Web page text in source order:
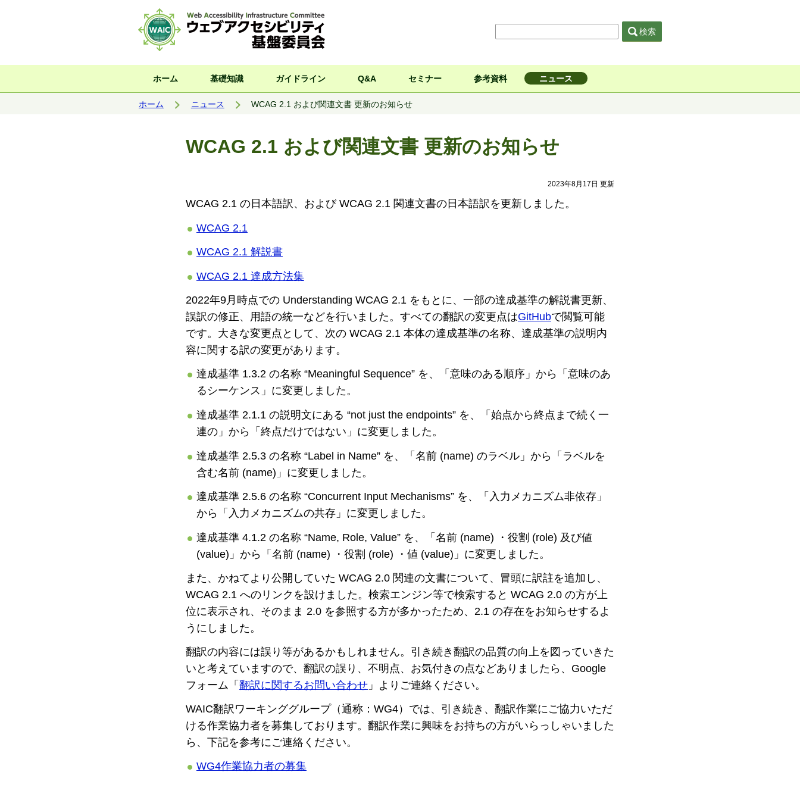
検索
ホーム 基礎知識 ガイドライン Q&A セミナー 参考資料 ニュース
ホーム ニュース WCAG 2.1 および関連文書 更新のお知らせ
WCAG 2.1 および関連文書 更新のお知らせ
2023年8月17日 更新
WCAG 2.1 の日本語訳、および WCAG 2.1 関連文書の日本語訳を更新しました。
WCAG 2.1
WCAG 2.1 解説書
WCAG 2.1 達成方法集
2022年9月時点での Understanding WCAG 2.1 をもとに、一部の達成基準の解説書更新、
誤訳の修正、用語の統一などを行いました。すべての翻訳の変更点はGitHubで閲覧可能
です。大きな変更点として、次の WCAG 2.1 本体の達成基準の名称、達成基準の説明内
容に関する訳の変更があります。
達成基準 1.3.2 の名称 “Meaningful Sequence” を、「意味のある順序」から「意味のあ
るシーケンス」に変更しました。
達成基準 2.1.1 の説明文にある “not just the endpoints” を、「始点から終点まで続く一
連の」から「終点だけではない」に変更しました。
達成基準 2.5.3 の名称 “Label in Name” を、「名前 (name) のラベル」から「ラベルを
含む名前 (name)」に変更しました。
達成基準 2.5.6 の名称 “Concurrent Input Mechanisms” を、「入力メカニズム非依存」
から「入力メカニズムの共存」に変更しました。
達成基準 4.1.2 の名称 “Name, Role, Value” を、「名前 (name) ・役割 (role) 及び値
(value)」から「名前 (name) ・役割 (role) ・値 (value)」に変更しました。
また、かねてより公開していた WCAG 2.0 関連の文書について、冒頭に訳註を追加し、
WCAG 2.1 へのリンクを設けました。検索エンジン等で検索すると WCAG 2.0 の方が上
位に表示され、そのまま 2.0 を参照する方が多かったため、2.1 の存在をお知らせするよ
うにしました。
翻訳の内容には誤り等があるかもしれません。引き続き翻訳の品質の向上を図っていきた
いと考えていますので、翻訳の誤り、不明点、お気付きの点などありましたら、Google
フォーム「 翻訳に関するお問い合わせ 」よりご連絡ください。
WAIC翻訳ワーキンググループ（通称：WG4）では、引き続き、翻訳作業にご協力いただ
ける作業協力者を募集しております。翻訳作業に興味をお持ちの方がいらっしゃいました
ら、下記を参考にご連絡ください。
WG4作業協力者の募集